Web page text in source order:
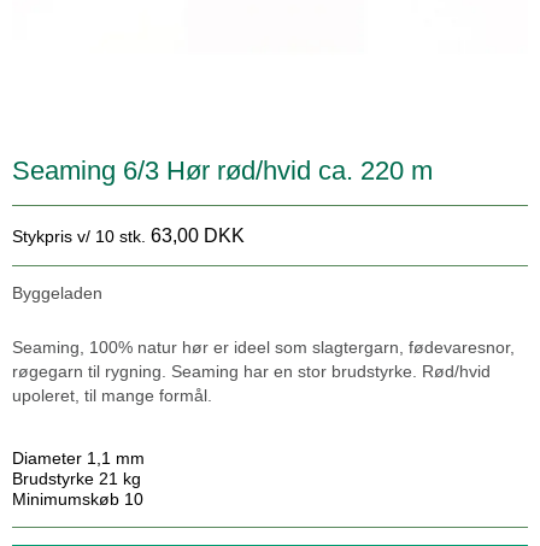
Seaming 6/3 Hør rød/hvid ca. 220 m
Stykpris v/ 10 stk. 63,00 DKK
Byggeladen
Seaming, 100% natur hør er ideel som slagtergarn, fødevaresnor,
røgegarn til rygning. Seaming har en stor brudstyrke. Rød/hvid
upoleret, til mange formål.
Diameter 1,1 mm
Brudstyrke 21 kg
Minimumskøb 10